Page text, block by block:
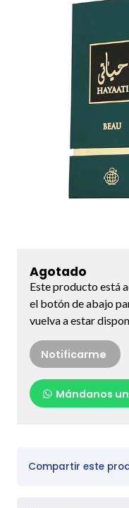
Agotado
Este producto está
el botón de abajo
vuelva a estar
Notificarme
Mándanos
Compartir este